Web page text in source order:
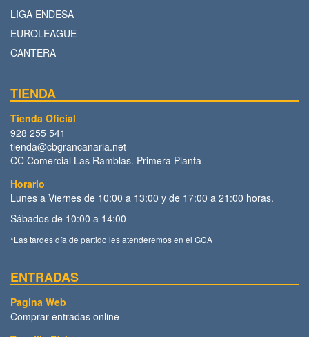
LIGA ENDESA
EUROLEAGUE
CANTERA
TIENDA
Tienda Oficial
928 255 541
tienda@cbgrancanaria.net
CC Comercial Las Ramblas. Primera Planta
Horario
Lunes a Viernes de 10:00 a 13:00 y de 17:00 a 21:00 horas.
Sábados de 10:00 a 14:00
*Las tardes día de partido les atenderemos en el GCA
ENTRADAS
Pagina Web
Comprar entradas online